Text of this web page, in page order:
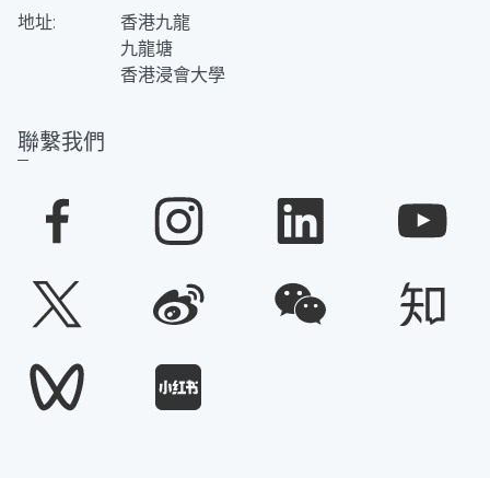
地址:
香港九龍
九龍塘
香港浸會大學
聯繫我們